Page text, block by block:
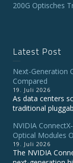
200G Optisches
Latest Post
Next-Generation
Compared
19. Juli 2026
As data centers
traditional
NVIDIA
Optical Modules
19. Juli 2026
The NVIDIA